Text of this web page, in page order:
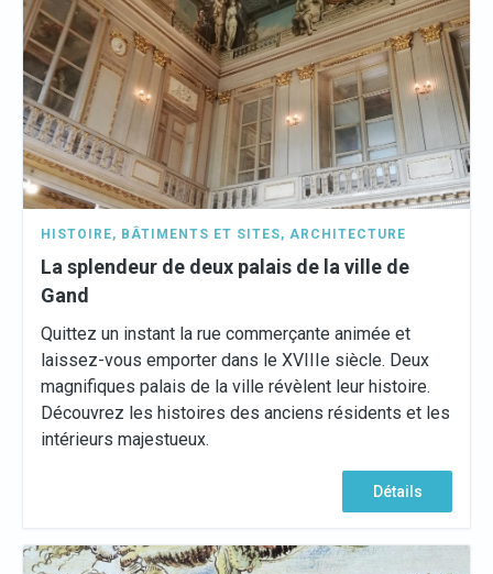
HISTOIRE, BÂTIMENTS ET SITES, ARCHITECTURE
La splendeur de deux palais de la ville de
Gand
Quittez un instant la rue commerçante animée et
laissez-vous emporter dans le XVIIIe siècle. Deux
magnifiques palais de la ville révèlent leur histoire.
Découvrez les histoires des anciens résidents et les
intérieurs majestueux.
Détails